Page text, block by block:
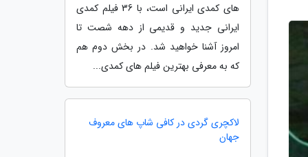
های کمدی ایرانی است، با 36 فیلم کمدی
ایرانی جدید و قدیمی از دهه شصت تا
امروز آشنا خواهید شد. در بخش دوم هم
که به معرفی بهترین فیلم های کمدی...
لاکچری گردی در کافی شاپ های معروف
جهان